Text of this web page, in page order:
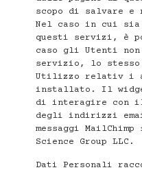
scopo di salvare
Nel caso in cui
questi servizi, è
caso gli Utenti
servizio, lo
Utilizzo relativ i
installato. Il widget
di interagire con
degli indirizzi
messaggi
Science Group LLC.
Dati Personali